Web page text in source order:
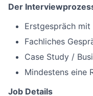
Der
Erstgespräch
Fachliches
Case Study /
Mindestens eine
Job Details